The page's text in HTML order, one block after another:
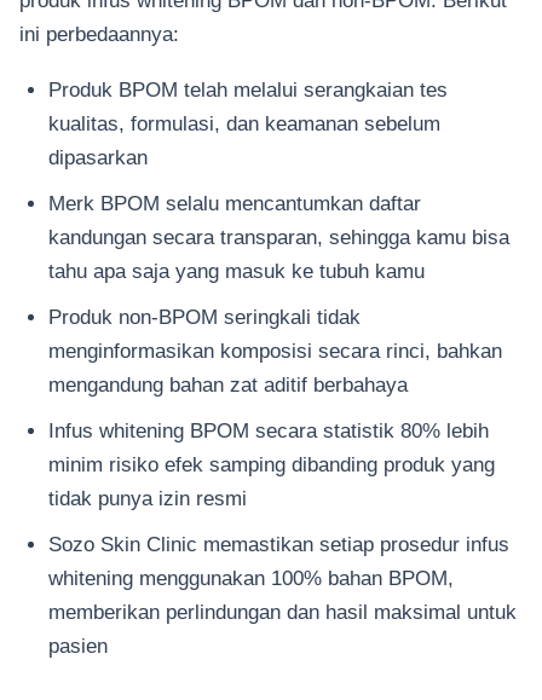
ini perbedaannya:
Produk BPOM telah melalui serangkaian tes
kualitas, formulasi, dan keamanan sebelum
dipasarkan
Merk BPOM selalu mencantumkan daftar
kandungan secara transparan, sehingga kamu bisa
tahu apa saja yang masuk ke tubuh kamu
Produk non-BPOM seringkali tidak
menginformasikan komposisi secara rinci, bahkan
mengandung bahan zat aditif berbahaya
Infus whitening BPOM secara statistik 80% lebih
minim risiko efek samping dibanding produk yang
tidak punya izin resmi
Sozo Skin Clinic memastikan setiap prosedur infus
whitening menggunakan 100% bahan BPOM,
memberikan perlindungan dan hasil maksimal untuk
pasien